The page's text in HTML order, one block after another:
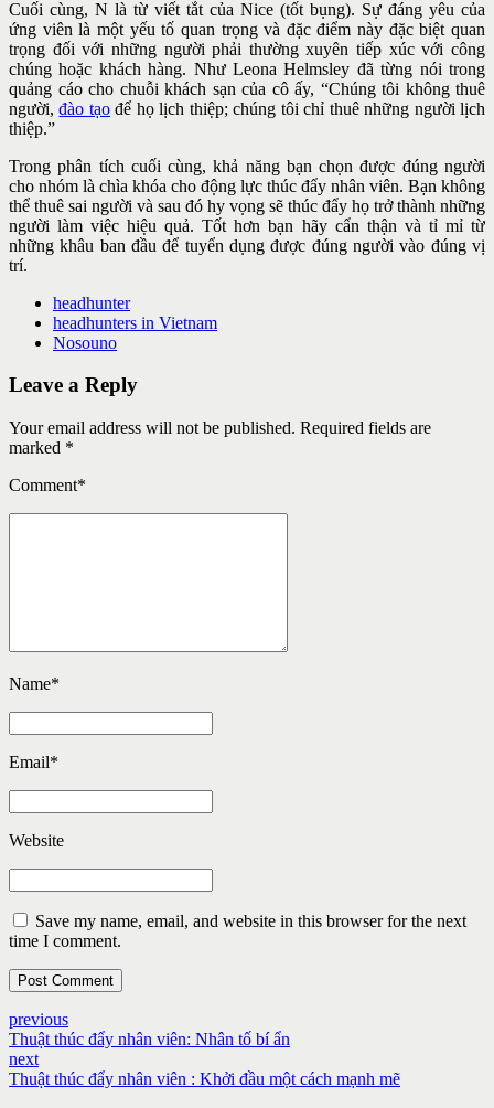
Cuối cùng, N là từ viết tắt của Nice (tốt bụng). Sự đáng yêu của
ứng viên là một yếu tố quan trọng và đặc điểm này đặc biệt quan
trọng đối với những người phải thường xuyên tiếp xúc với công
chúng hoặc khách hàng. Như Leona Helmsley đã từng nói trong
quảng cáo cho chuỗi khách sạn của cô ấy, “Chúng tôi không thuê
người,đào tạođể họ lịch thiệp; chúng tôi chỉ thuê những người lịch
thiệp.”
Trong phân tích cuối cùng, khả năng bạn chọn được đúng người
cho nhóm là chìa khóa cho động lực thúc đẩy nhân viên. Bạn không
thể thuê sai người và sau đó hy vọng sẽ thúc đẩy họ trở thành những
người làm việc hiệu quả. Tốt hơn bạn hãy cẩn thận và tỉ mỉ từ
những khâu ban đầu để tuyển dụng được đúng người vào đúng vị
trí.
headhunter
headhunters in Vietnam
Nosouno
Leave a Reply
Your email address will not be published. Required fields are
marked *
Comment*
Name*
Email*
Website
Save my name, email, and website in this browser for the next
time I comment.
Post Comment
previous
Thuật thúc đẩy nhân viên: Nhân tố bí ẩn
next
Thuật thúc đẩy nhân viên : Khởi đầu một cách mạnh mẽ